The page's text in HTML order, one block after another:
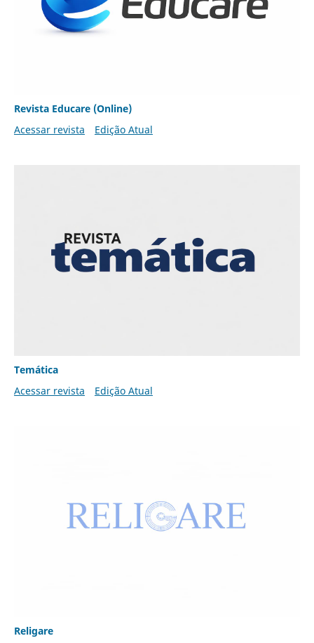
Revista Educare (Online)
Acessar revista
Edição Atual
Temática
Acessar revista
Edição Atual
Religare